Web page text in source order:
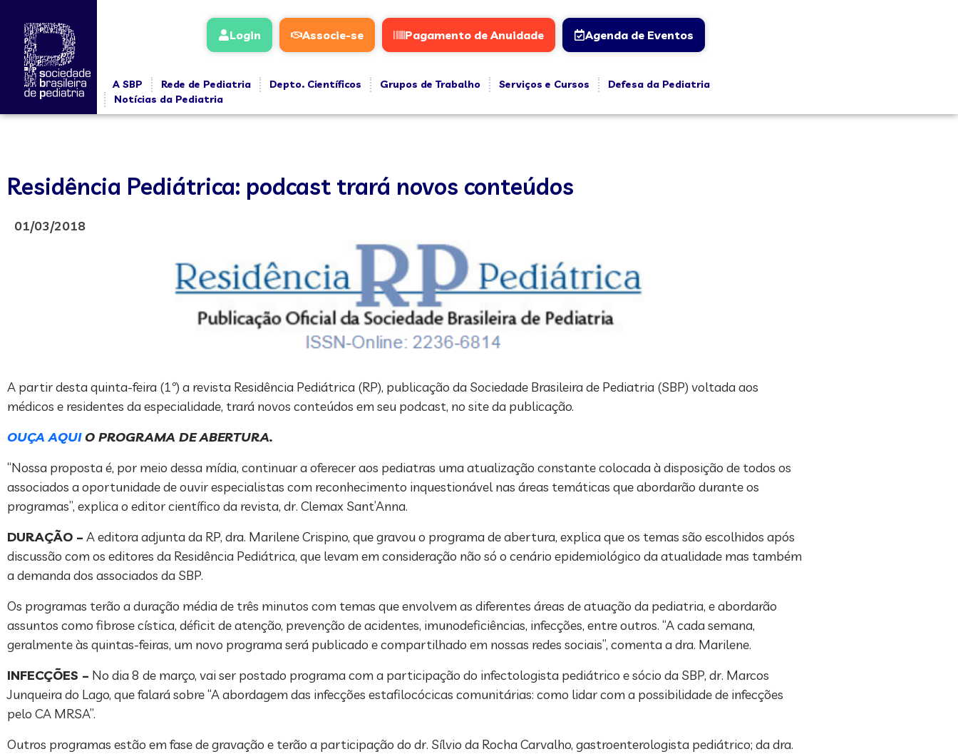
Login Associe-se Pagamento de Anuidade Agenda de Eventos
A SBP Rede de Pediatria Depto. Científicos Grupos de Trabalho Serviços e Cursos
Defesa da Pediatria
Notícias da Pediatria
Residência Pediátrica: podcast trará novos conteúdos
01/03/2018
A partir desta quinta-feira (1º) a revista Residência Pediátrica (RP), publicação da Sociedade Brasileira de Pediatria (SBP) voltada aos
médicos e residentes da especialidade, trará novos conteúdos em seu podcast, no site da publicação.
OUÇA AQUIO PROGRAMA DE ABERTURA.
“Nossa proposta é, por meio dessa mídia, continuar a oferecer aos pediatras uma atualização constante colocada à disposição de todos os
associados a oportunidade de ouvir especialistas com reconhecimento inquestionável nas áreas temáticas que abordarão durante os
programas”, explica o editor científico da revista, dr. Clemax Sant’Anna.
DURAÇÃO – A editora adjunta da RP, dra. Marilene Crispino, que gravou o programa de abertura, explica que os temas são escolhidos após
discussão com os editores da Residência Pediátrica, que levam em consideração não só o cenário epidemiológico da atualidade mas também
a demanda dos associados da SBP.
Os programas terão a duração média de três minutos com temas que envolvem as diferentes áreas de atuação da pediatria, e abordarão
assuntos como fibrose cística, déficit de atenção, prevenção de acidentes, imunodeficiências, infecções, entre outros. “A cada semana,
geralmente às quintas-feiras, um novo programa será publicado e compartilhado em nossas redes sociais”, comenta a dra. Marilene.
INFECÇÕES – No dia 8 de março, vai ser postado programa com a participação do infectologista pediátrico e sócio da SBP, dr. Marcos
Junqueira do Lago, que falará sobre “A abordagem das infecções estafilocócicas comunitárias: como lidar com a possibilidade de infecções
pelo CA MRSA”.
Outros programas estão em fase de gravação e terão a participação do dr. Sílvio da Rocha Carvalho, gastroenterologista pediátrico; da dra.